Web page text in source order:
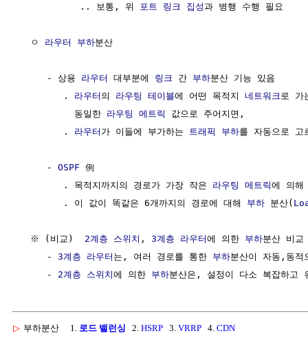
           .. 보통, 위
포트 링크 집성과 병행 수행 필요
  ㅇ
라우터 부하분산
     - 상용
라우터 대부분에 링크 간 부하분산 기능 있음
        .
라우터 의 라우팅 테이블에 어떤 목적지 네트워크 로 가
          동일한
라우팅 메트릭
값으로 주어지면,
        .
라우터 가 이들에 부가하는 트래픽 부하를 자동으로 고
     -
OSPF 例
        . 목적지까지의 경로가 가장 작은
라우팅 메트릭에 의
        . 이 값이 똑같은 6개까지의 경로에 대해
부하 분산(
  ※ (비교)
2계층 스위치 , 3계층 라우터에 의한 부하분산 비교
     -
3계층 라우터 는, 여러 경로를 통한 부하분산이 자동,동적
     -
2계층 스위치에 의한 부하
▷ 부하분산 1. 로드 밸런싱 2. HSRP 3. VRRP 4. CDN